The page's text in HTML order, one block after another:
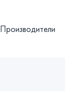
Производители